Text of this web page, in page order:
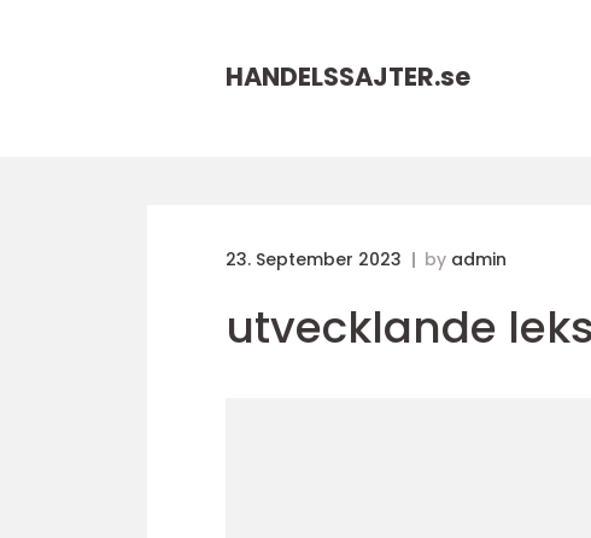
HANDELSSAJTER.se
23. September 2023 by admin
utvecklande